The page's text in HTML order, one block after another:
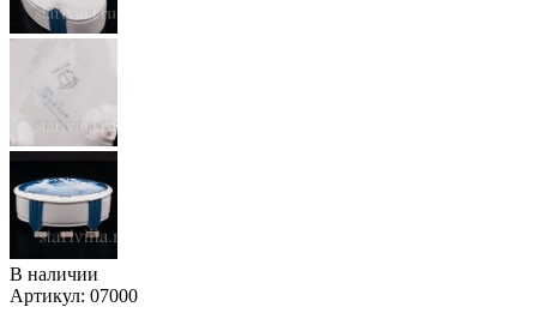
В наличии
Артикул: 07000